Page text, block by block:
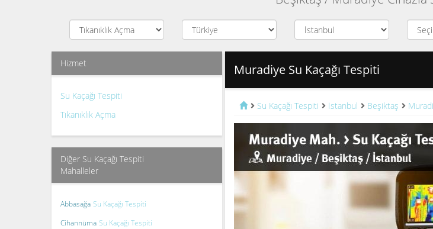
Muradiye Su Kaçağı Tespiti
Su Kaçağı Tespiti İstanbul Beşiktaş
Hizmet
Su Kaçağı Tespiti
Tıkanıklık Açma
Diğer Su Kaçağı Tespiti
Mahalleler
Abbasağa Su Kaçağı Tespiti
Cihannüma Su Kaçağı Tespiti